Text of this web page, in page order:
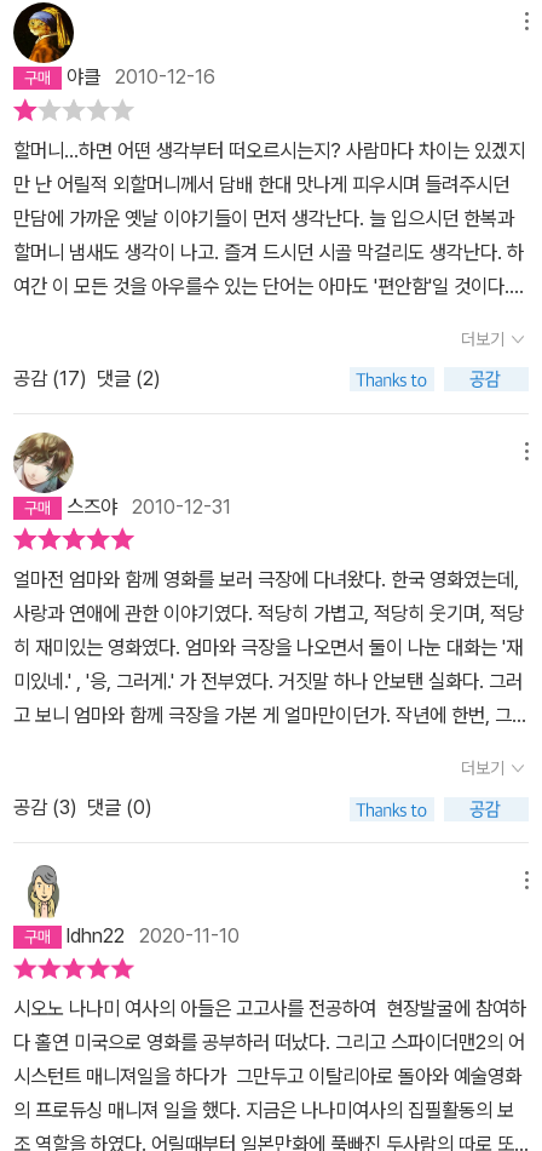
그의 자세, 달리 말해서 하고 싶은 말에 억지로 색을 입히지 않는 태
도. 당당하게 직구를 날리는 자세 때문에 그의 영화를 좋아한다”며 만
사 아는 척하는 어른들을 의심하는 젊은 세대들은 큐브릭의 위선적이
지 않은 태도를 환호한다고 말한다. [시계태엽 오렌지] [풀 메탈 자
켓] [닥터 스트레인지 러브] [아이즈 와이드 셧] 등 모든 영화에서 인
간성의 현주소를 파헤친 그의 작품은 모두 걸작이라고 인정할 수밖에
없다. 도도한 여심을 흔든 매혹적인 남자배우들 이탈리아 속어로 여
자의 모성본능을 자극하는 남성상을 일컬어 ‘필리오 디 푸타나’라고
한다. 먼저 [마르첼로, 달콤한 추억]의 마스트로얀니는 언제든 차분하
매력으로 여성의 마음을 사로잡은 조지 클루니 역시 이에 해당한다.
반면 신체적으로 좋은 점이 하나도 없는 대니 드비토의 경우엔 명랑
하고 쾌활한 성격으로 여심을 흔든다. “남자의 ‘무드’란 어쩌면 젊음
과 아름다움이 사그라지기 시작할 무렵에야 비로소 모습을 드러내는
것인지도 모른다”는 아들의 말에 시오노도 동의한다. 1960~70년대
먼의 죽음을 안타까워하며 시오노 나나미는 다음과 같이 말한다. “마
흔여덟 살에 연기한 [스팅](1973)에서 폴 뉴먼은 활짝 피었어. 그 영
화에서 그는 아름답게 빛나지. 젊었을 때보다 훨씬 아름답게. (……)
폴 뉴먼은 온화하고 따스한 존재감으로 괜찮으시면 잠시 여기 앉아보
시지요, 라는 식으로 관객에게 다가와. 그러니 여자 관객은, 기꺼이,
안타까움도 담겨 있다. [다크 나이트]의 조커로 분한 뒤 약물중독으로
관계와 스트레스에 대한 경고도 빼놓지 않는다. 시모네는 유망하고
젊은 배우를 쉴 틈 없이 다수의 영화에 출연시키는 제작 시스템을 경
계해야 한다고 말하는데, 이 또한 그가 직접 영화제작에 참여했기에
알 수 있는 비하인드 스토리다. 옛날 영화를 보며 지금을 생각한다 19
87년에 개봉한 [월 스트리트]에 대한 이야기는 속편 [월 스트리트:
머니 네버 슬립스](2010)를 본 독자라면 더욱 반가울 만한 부분이다.
미국의 경제 혼란을 이미 20년 전에 예견한 [월 스트리트]는 당시 사
회가 직시하지 못한 현상, 즉 목적을 위해서 수단과 방법을 가리지 않
고 부를 독점해 축적하는 거대 조직을 대표하는 게코라는 인물을 등
야클 2010-12-16
할머니...하면 어떤 생각부터 떠오르시는지? 사람마다 차이는 있겠지
만 난 어릴적 외할머니께서 담배 한대 맛나게 피우시며 들려주시던
만담에 가까운 옛날 이야기들이 먼저 생각난다. 늘 입으시던 한복과
할머니 냄새도 생각이 나고. 즐겨 드시던 시골 막걸리도 생각난다. 하
여간 이 모든 것을 아우를수 있는 단어는 아마도 '편안함'일 것이다.
그런데 이 할머니가 시오노 나나미라고 하면 느낌이 확 달라진다. 콧
등 끝에 걸친 안경 너머로 아직도 형형한 눈빛을 반짝이며 예리한 통
찰력으로 사람을 긴장하게 만드는 사람일 것 같은 생각부터 든다. 우
리 나이로 내일 모레면 75살이 되는 시오노 나나미의 글에 내가 열광
하는 이유는 나이를 무색케하는 필력과 모든 것에 동의하지는 않으
나, 적어도 고개를 끄덕이게 만드는 설득력있는 신선한 주장들 때문
이다. 그래서 지금까지 대표작인 '로마인이야기' 뿐만 아니라 그녀가
쓴 대부분의 책들을 나는 즐겨 읽어왔다.영화에 대한(물론 몇 십년 전
오래된 영화들이 대부분이지만) 조예도 깊어 영화를 소재삼아 쓴 <나
의 인생은 영화관에서 시작되었다>도 재미있게 읽은 기억이 난다. 어
차피 시오노 나나미의 책을 읽는 것은 영화 자체의 이야기 보다 영화
를 소재로 삼아 펼치는 그녀의 인물론(특히 남자론)이나 주장들이 재
미있었기 때문이다. 그래서 내가 보지못한 영화들을 소재로한 글들도
재미있게 읽을 수 있었는지 모르겠다.이제 이 책 < 로마에서 말하다>
어 있지만(알라딘 책소개에는 공동저자로되어있다)조금은 수정이 필
요할 것 같다. 책 전반적인 내용을 보면 이야기의 80 ~ 90% 이상은
아들인 안토니오 시모네가 하고 있다. 일부 장에서는 시오노 나나미
의 이야기도 제법 등장하지만 대부분은 시오노 나나미가 화두를 던지
면 아들이 거의 다 이야기를 주도하고 시오노 나나미는 맞장구를 쳐
주거나 약간 거드는 형식을 취하고 있다. 따라서 시오노 나나미 특유
의 글을 기대하고 이 책을 사거나 보는 독자 입장에서는 실망스러울
수밖에 없다. 물론 그 어머니에 그 아들이라고 일부 장에서는 시오노
나나미의 말이라고 해도 좋을 정도로 시오노 취향의 표현들을 아들도
더보기
공감 (17) 댓글 (2)
스즈야2010-12-31
얼마전 엄마와 함께 영화를 보러 극장에 다녀왔다. 한국 영화였는데,
사랑과 연애에 관한 이야기였다. 적당히 가볍고, 적당히 웃기며, 적당
히 재미있는 영화였다. 엄마와 극장을 나오면서 둘이 나눈 대화는 '재
미있네.' , '응, 그러게.' 가 전부였다. 거짓말 하나 안보탠 실화다. 그러
고 보니 엄마와 함께 극장을 가본 게 얼마만이던가. 작년에 한번, 그전
가 생각난다. 벤허였다. 긴 러닝타임에 당시 초등학생이었던 나와 동
생은 그 이야기의 배경을 이해조차 하지 못할 나이였다. 그 영화를 보
고 기억나는 장면은 마차 경주 장면이었다. 한바퀴를 돌 때마다 물고
기 조각을 한마리씩 올리던가, 내리던가. 그때의 기억은 그정도밖에
남아 있지 않지만, 그후에 벤허를 볼 때마다 아버지 생각을 하곤 한다.
(오해없으시길, 아버지는 지금도 곁에 계신다. 그저 아버지와 영화를
보러 처음 극장에 갔던 날이 유난히 생각에 오래 남아서이다.)『로마
에서 말하다』는 로마인 이야기로 유명한 작가 시오노 나나미와 그의
아들 안토니오 시모네가 나눈 영화에 관한 이야기이다. 아들인 안토
니오 시모네는 영화 감독을 꿈꾸는 사람으로 이 책이 씌어질 당시 어
시스턴트로 일하고 있었다. 그래서 그런지 영화에 대한 지식이나 영
더보기
공감 (3) 댓글 (0)
ldhn22 2020-11-10
시오노 나나미 여사의 아들은 고고사를 전공하여 현장발굴에 참여하
다 홀연 미국으로 영화를 공부하러 떠났다. 그리고 스파이더맨2의 어
시스턴트 매니져일을 하다가 그만두고 이탈리아로 돌아와 예술영화
의 프로듀싱 매니져 일을 했다. 지금은 나나미여사의 집필활동의 보
조 역할을 하였다. 어릴때부터 일본만화에 푹빠진 두사람의 따로 또